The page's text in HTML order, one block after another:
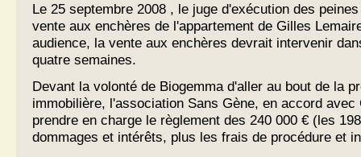
Le 25 septembre 2008 , le juge d'exécution des
vente aux enchères de l'appartement de Gilles
audience, la vente aux enchères devrait intervenir
quatre semaines.
Devant la volonté de Biogemma d'aller au bout de la
immobilière, l'association Sans Gène, en accord
prendre en charge le règlement des 240 000 € (les
dommages et intérêts, plus les frais de procédure et